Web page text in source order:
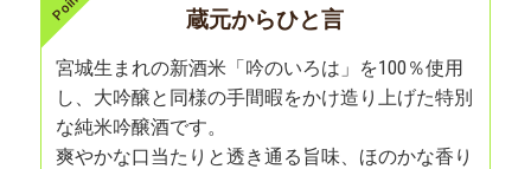
蔵元からひと言
宮城生まれの新酒米「吟のいろは」を100％使用
し、大吟醸と同様の手間暇をかけ造り上げた特別
な純米吟醸酒です。
爽やかな口当たりと透き通る旨味、ほのかな香り